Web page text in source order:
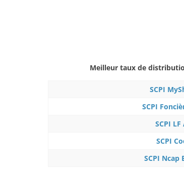
Meilleur taux de
SCPI
SCPI
SCPI
SCPI
SCPI Ncap